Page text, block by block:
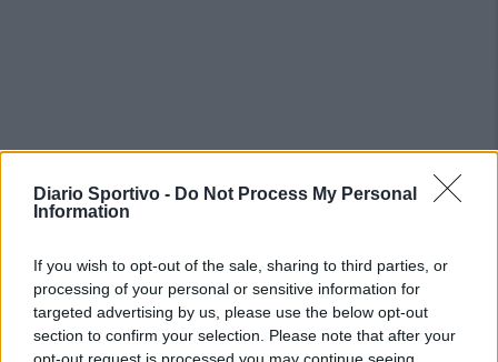
Diario Sportivo - Do Not Process My Personal
Information
If you wish to opt-out of the sale, sharing to third parties, or
processing of your personal or sensitive information for
targeted advertising by us, please use the below opt-out
section to confirm your selection. Please note that after your
opt-out request is processed you may continue seeing
Cabrera, Tesio, Limongelli, Bolzicco e tanti
giovani tra i…
7 Ago 2026
L'Ilva si completa con Markic, Contucci,